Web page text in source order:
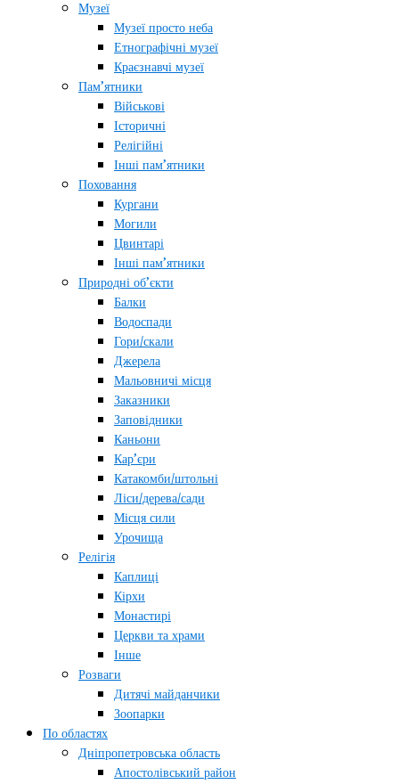
Музеї
Музеї просто неба
Етнографічні музеї
Краєзнавчі музеї
Пам’ятники
Військові
Історичні
Релігійні
Інші пам’ятники
Поховання
Кургани
Могили
Цвинтарі
Інші пам’ятники
Природні об’єкти
Балки
Водоспади
Гори/скали
Джерела
Мальовничі місця
Заказники
Заповідники
Каньони
Кар’єри
Катакомби/штольні
Ліси/дерева/сади
Місця сили
Урочища
Релігія
Каплиці
Кірхи
Монастирі
Церкви та храми
Інше
Розваги
Дитячі майданчики
Зоопарки
По областях
Дніпропетровська область
Апостолівський район